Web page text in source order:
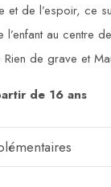
et de l’espoir, ce
au centre
Rien de grave et
de 16 ans